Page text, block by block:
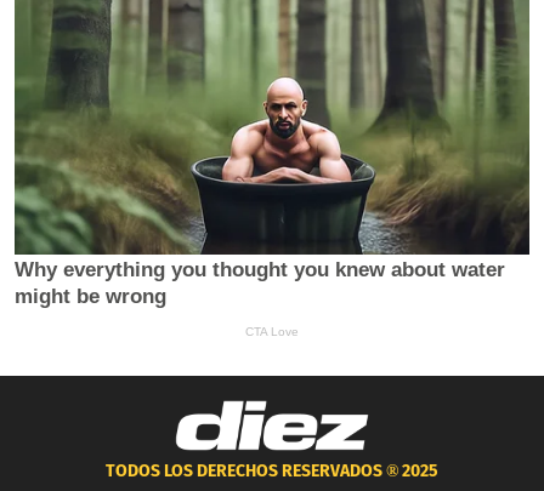
TODOS LOS DERECHOS RESERVADOS ®2025